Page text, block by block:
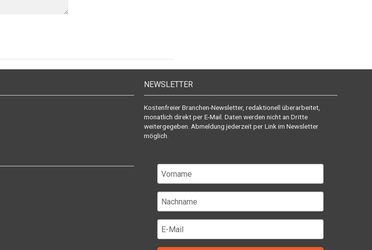
NEWSLETTER
Kostenfreier Branchen-Newsletter, redaktionell überarbeitet,
monatlich direkt per E-Mail. Daten werden nicht an Dritte
weitergegeben. Abmeldung jederzeit per Link im Newsletter
möglich.